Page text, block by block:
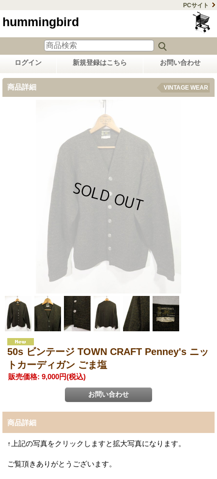
PCサイト
hummingbird
ログイン 新規登録はこちら お問い合わせ
商品詳細 VINTAGE WEAR
50s ビンテージ TOWN CRAFT Penney's ニッ
トカーディガン ごま塩
販売価格: 9,000円(税込)
商品詳細
↑上記の写真をクリックしますと拡大写真になります。
ご覧頂きありがとうございます。